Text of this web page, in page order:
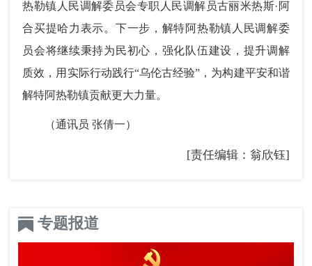
热勒镇人民调解委员会专职人民调解员古丽米热斯·阿
合买提哈力表示。下一步，解特阿热勒镇人民调解委
员会将继续秉持为民初心，强化队伍建设，提升调解
质效，用实际行动践行“乌伦古经验”，为构建平安和谐
解特阿热勒镇贡献更大力量。
（通讯员 张倩一）
[责任编辑：翁欣钰]
专题报道